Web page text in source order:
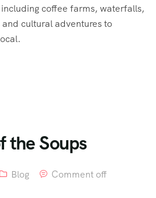
coffee farms, waterfalls,
cultural adventures to
the Soups
Blog Comment off